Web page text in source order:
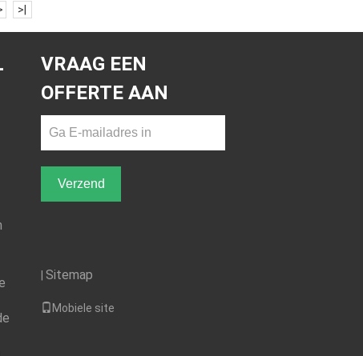
>|
VRAAG EEN
OFFERTE AAN
Verzend
Sitemap
Mobiele site